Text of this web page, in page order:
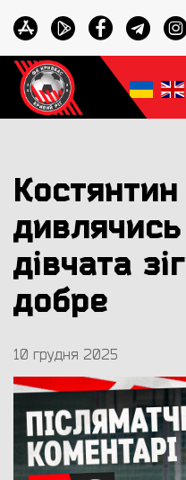
дівчата
добре
10 грудня 2025